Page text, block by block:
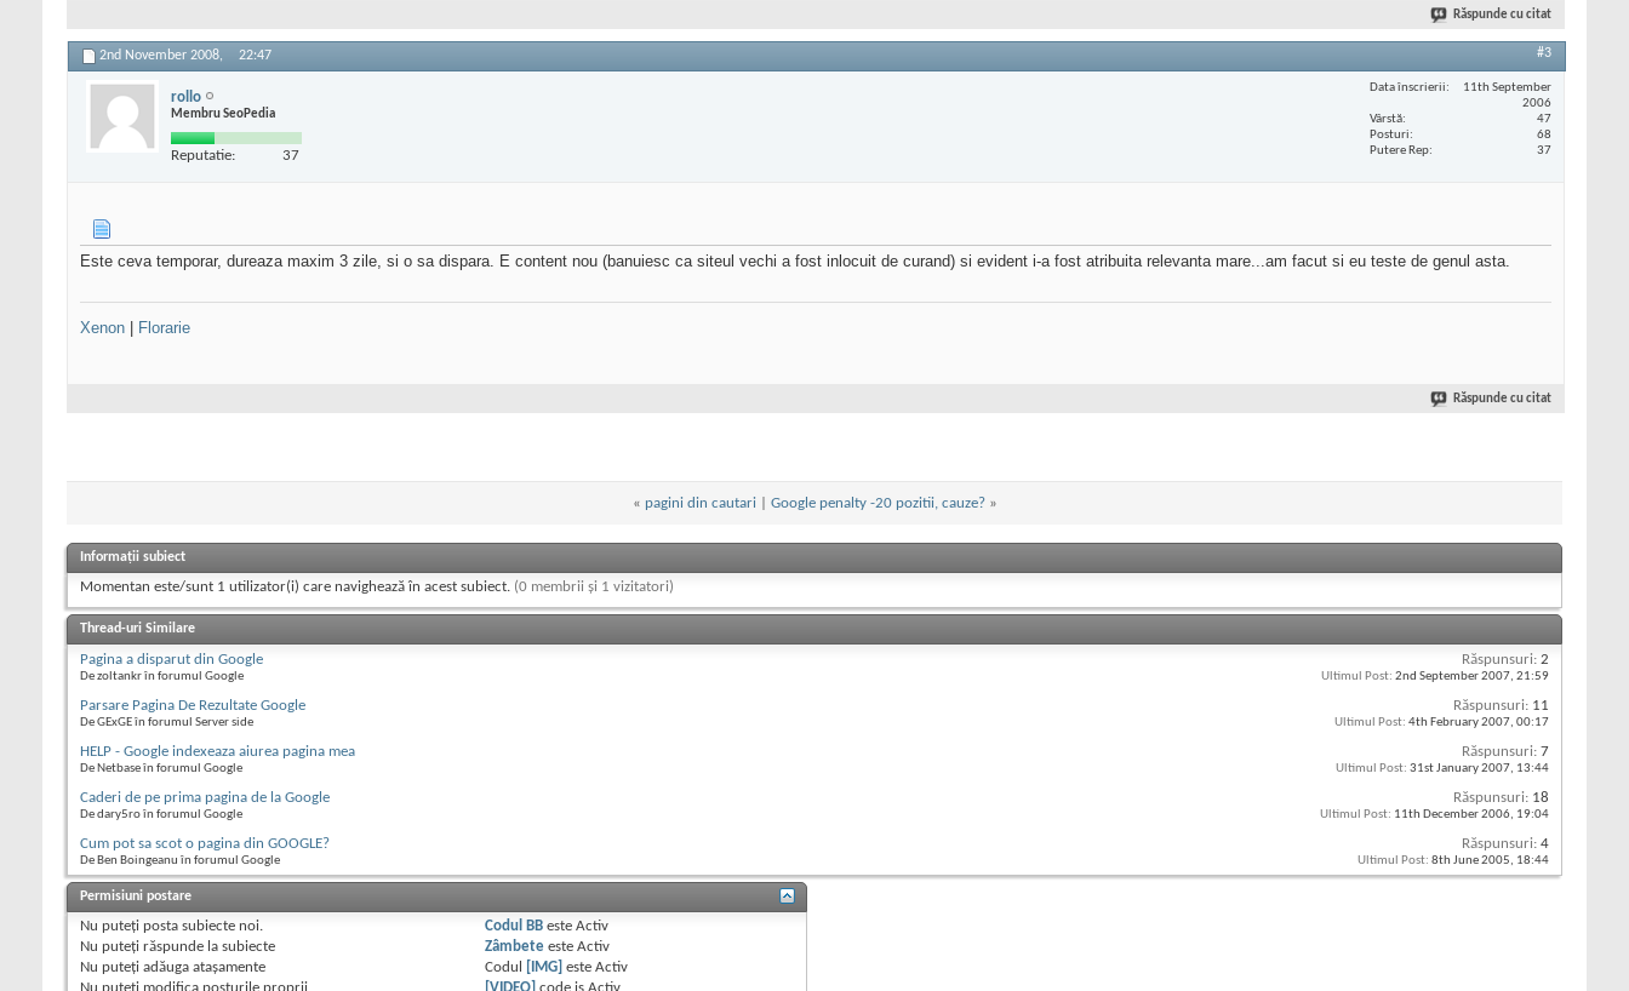
Răspunde cu citat
2nd November 2008, 22:47 #3
rollo
Membru SeoPedia
Reputatie: 37
Data înscrierii
11th September
2006
Vârstă
47
Posturi
68
Putere Rep
37
Este ceva temporar, dureaza maxim 3 zile, si o sa dispara. E content nou (banuiesc ca siteul vechi a fost inlocuit de curand) si evident i-a fost atribuita relevanta mare...am facut si eu teste de genul asta.
Xenon Florarie
Răspunde cu citat
« pagini din cautari Google penalty -20 pozitii, cauze? »
Informații subiect
Momentan este/sunt 1 utilizator(i) care navighează în acest subiect. (0 membrii și 1 vizitatori)
Thread-uri Similare
Pagina a disparut din Google
De zoltankr în forumul Google
Răspunsuri: 2
Ultimul Post: 2nd September 2007, 21:59
Parsare Pagina De Rezultate Google
De GExGE în forumul Server side
Răspunsuri: 11
Ultimul Post: 4th February 2007, 00:17
HELP - Google indexeaza aiurea pagina mea
De Netbase în forumul Google
Răspunsuri: 7
Ultimul Post: 31st January 2007, 13:44
Caderi de pe prima pagina de la Google
De dary5ro în forumul Google
Răspunsuri: 18
Ultimul Post: 11th December 2006, 19:04
Cum pot sa scot o pagina din GOOGLE?
De Ben Boingeanu în forumul Google
Răspunsuri: 4
Ultimul Post: 8th June 2005, 18:44
Permisiuni postare
Nu puteţi posta subiecte noi.
Nu puteţi răspunde la subiecte
Nu puteţi adăuga ataşamente
Codul BB esteActiv
Zâmbete esteActiv
Codul
[IMG] esteActiv